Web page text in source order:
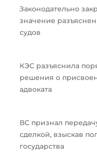
Законодательно
значение
судов
КЭС разъяснила
решения о
адвоката
ВС признал
сделкой, взыскав
государства